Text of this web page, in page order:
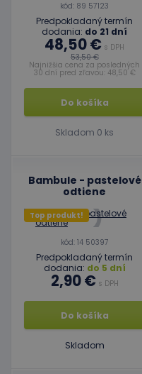
kód: 89 57123
Predpokladaný termín
dodania: do 21 dní
48,50 € s DPH
53,50 €
Najnižšia cena za posledných
30 dní pred zľavou: 48,50 €
Do košíka
Skladom 0 ks
Bambule - pastelové
odtiene
Top produkt!
kód: 14 50397
Predpokladaný termín
dodania: do 5 dní
2,90 € s DPH
Do košíka
Skladom